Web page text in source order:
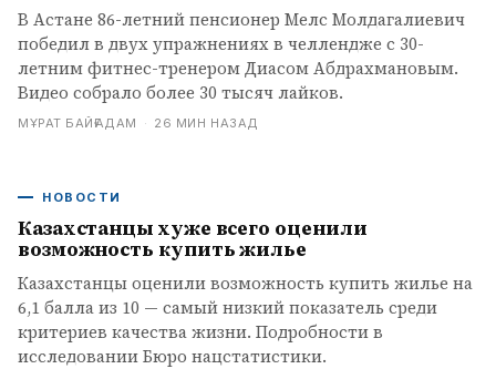
В Астане 86-летний пенсионер Мелс Молдагалиевич
победил в двух упражнениях в челлендже с 30-
летним фитнес-тренером Диасом Абдрахмановым.
Видео собрало более 30 тысяч лайков.
МҰРАТ БАЙҒАДАМ · 26 МИН НАЗАД
НОВОСТИ
Казахстанцы хуже всего оценили
возможность купить жилье
Казахстанцы оценили возможность купить жилье на
6,1 балла из 10 — самый низкий показатель среди
критериев качества жизни. Подробности в
исследовании Бюро нацстатистики.